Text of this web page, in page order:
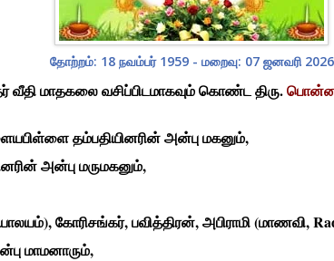
தோற்றம்: 18 நவம்பர் 1959 - மறைவு: 07 ஜனவரி 2026
வீதி மாதகலை வசிப்பிடமாகவும் கொண்ட திரு.
தம்பதியினரின் அன்பு மகனும்,
அன்பு மருமகனும்,
கோரிசங்கர், பவித்திரன், அபிராமி (மாணவி,
மாமனாரும்,